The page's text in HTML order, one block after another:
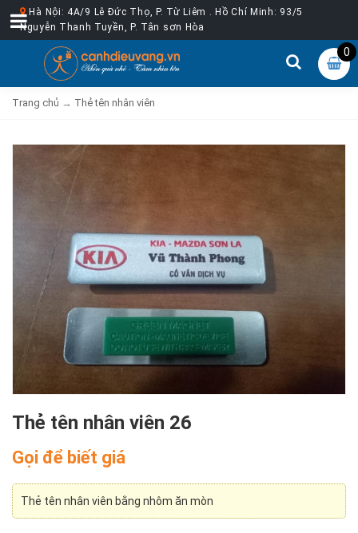
Hà Nội: 4A/9 Lê Đức Thọ, P. Từ Liêm . Hồ Chí Minh: 93/5
Nguyễn Thanh Tuyền, P. Tân sơn Hòa
0
Trang chủ → Thẻ tên nhân viên
Thẻ tên nhân viên 26
Gọi để biết giá
Thẻ tên nhân viên bằng nhôm ăn mòn